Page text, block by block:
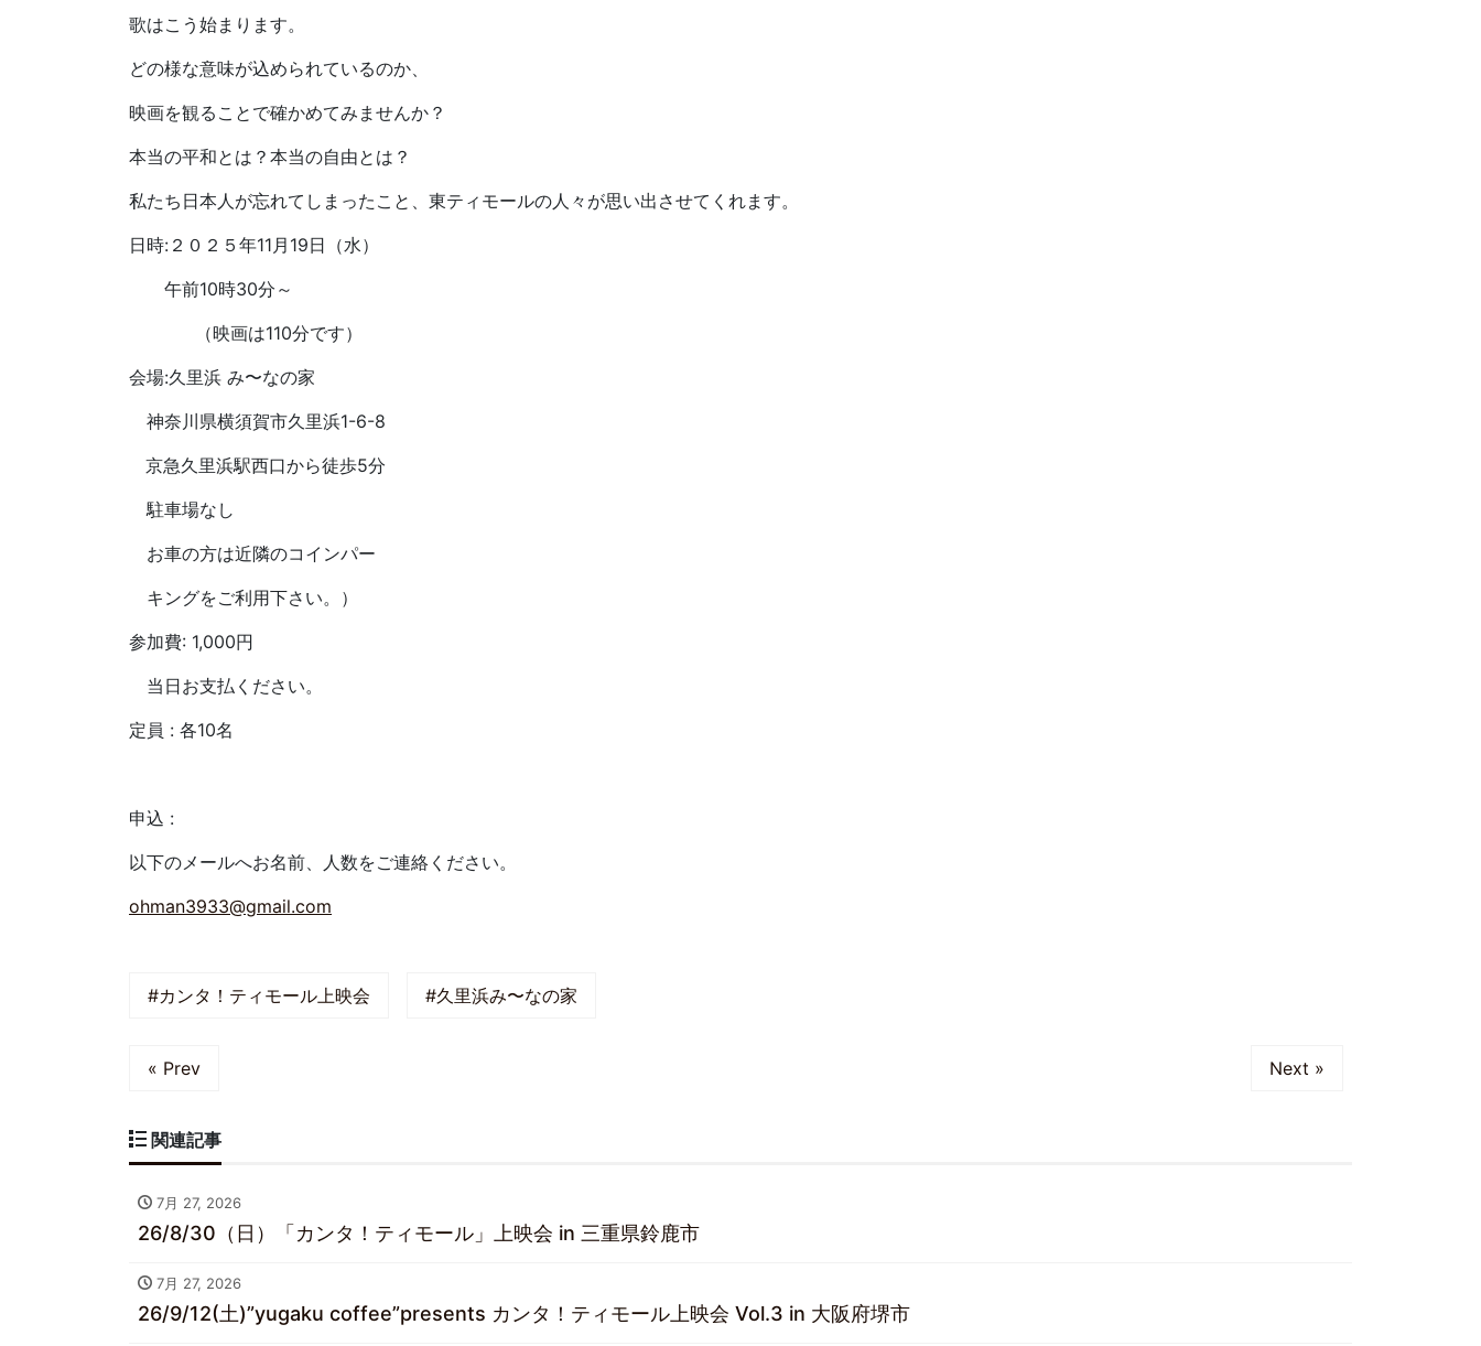
歌はこう始まります。
どの様な意味が込められているのか、
映画を観ることで確かめてみませんか？
本当の平和とは？本当の自由とは？
私たち日本人が忘れてしまったこと、東ティモールの人々が思い出させてくれます。
日時:２０２５年11月19日（水）
午前10時30分～
（映画は110分です）
会場:久里浜 み〜なの家
神奈川県横須賀市久里浜1-6-8
京急久里浜駅西口から徒歩5分
駐車場なし
お車の方は近隣のコインパー
キングをご利用下さい。）
参加費: 1,000円
当日お支払ください。
定員 : 各10名
申込 :
以下のメールへお名前、人数をご連絡ください。
ohman3933@gmail.com
#カンタ！ティモール上映会 #久里浜み〜なの家
« Prev Next »
関連記事
7月 27, 2026
26/8/30（日）「カンタ！ティモール」上映会 in 三重県鈴鹿市
7月 27, 2026
26/9/12(土)”yugaku coffee”presents カンタ！ティモール上映会 Vol.3 in 大阪府堺市